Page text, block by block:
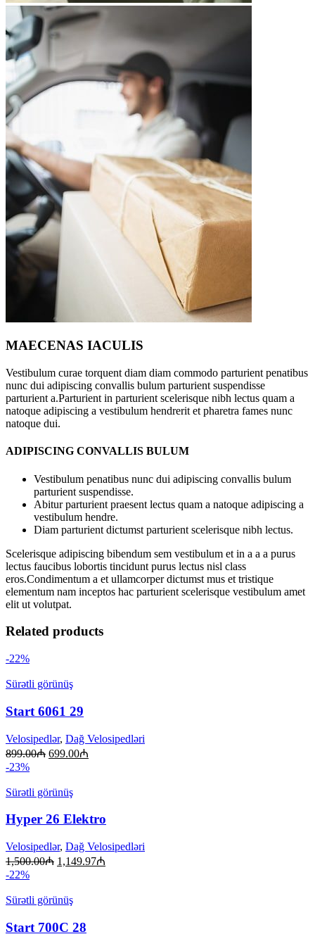
MAECENAS IACULIS
Vestibulum curae torquent diam diam commodo parturient penatibus
nunc dui adipiscing convallis bulum parturient suspendisse
parturient a.Parturient in parturient scelerisque nibh lectus quam a
natoque adipiscing a vestibulum hendrerit et pharetra fames nunc
natoque dui.
ADIPISCING CONVALLIS BULUM
Vestibulum penatibus nunc dui adipiscing convallis bulum
parturient suspendisse.
Abitur parturient praesent lectus quam a natoque adipiscing a
vestibulum hendre.
Diam parturient dictumst parturient scelerisque nibh lectus.
Scelerisque adipiscing bibendum sem vestibulum et in a a a purus
lectus faucibus lobortis tincidunt purus lectus nisl class
eros.Condimentum a et ullamcorper dictumst mus et tristique
elementum nam inceptos hac parturient scelerisque vestibulum amet
elit ut volutpat.
Related products
-22%
Sürətli görünüş
Start 6061 29
Velosipedlər, Dağ Velosipedləri
899.00₼ 699.00₼
-23%
Sürətli görünüş
Hyper 26 Elektro
Velosipedlər, Dağ Velosipedləri
1,500.00₼ 1,149.97₼
-22%
Sürətli görünüş
Start 700C 28